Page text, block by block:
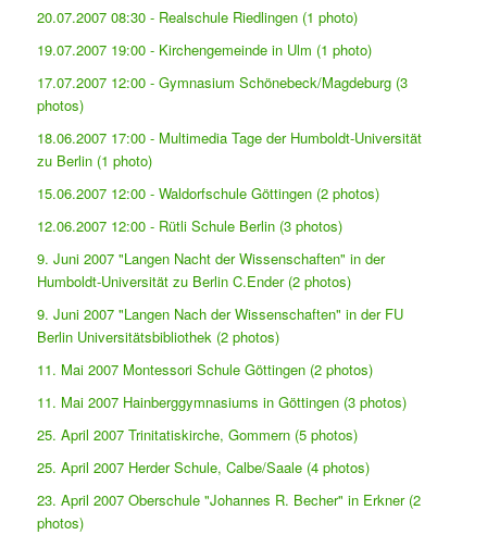
20.07.2007 08:30 - Realschule Riedlingen (1 photo)
19.07.2007 19:00 - Kirchengemeinde in Ulm (1 photo)
17.07.2007 12:00 - Gymnasium Schönebeck/Magdeburg (3
photos)
18.06.2007 17:00 - Multimedia Tage der Humboldt-Universität
zu Berlin (1 photo)
15.06.2007 12:00 - Waldorfschule Göttingen (2 photos)
12.06.2007 12:00 - Rütli Schule Berlin (3 photos)
9. Juni 2007 "Langen Nacht der Wissenschaften" in der
Humboldt-Universität zu Berlin C.Ender (2 photos)
9. Juni 2007 "Langen Nach der Wissenschaften" in der FU
Berlin Universitätsbibliothek (2 photos)
11. Mai 2007 Montessori Schule Göttingen (2 photos)
11. Mai 2007 Hainberggymnasiums in Göttingen (3 photos)
25. April 2007 Trinitatiskirche, Gommern (5 photos)
25. April 2007 Herder Schule, Calbe/Saale (4 photos)
23. April 2007 Oberschule "Johannes R. Becher" in Erkner (2
photos)